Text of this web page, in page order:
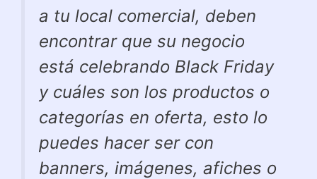
a tu local comercial, deben
encontrar que su negocio
está celebrando Black Friday
y cuáles son los productos o
categorías en oferta, esto lo
puedes hacer ser con
banners, imágenes, afiches o